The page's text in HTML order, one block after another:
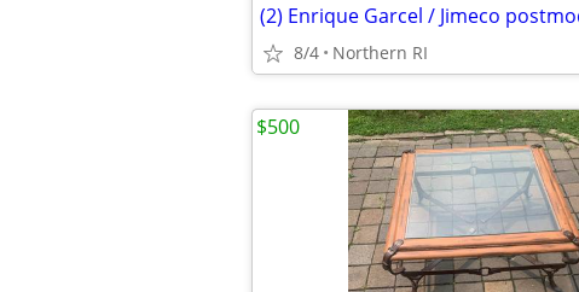
8/4 Northern RI
$500